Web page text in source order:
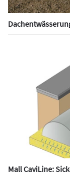
Mall CaviLine: